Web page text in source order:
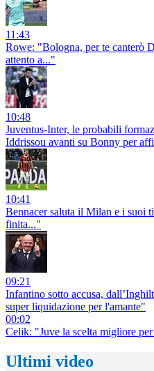
11:43
Rowe: "Bologna, per te canterò
attento a..."
10:48
Juventus-Inter, le probabili
Iddrissou avanti su Bonny per
10:41
Bennacer saluta il Milan e i suoi
finita..."
09:21
Infantino sotto accusa,
super liquidazione per l'amante"
00:02
Celik: "Juve la scelta migliore
Ultimi video